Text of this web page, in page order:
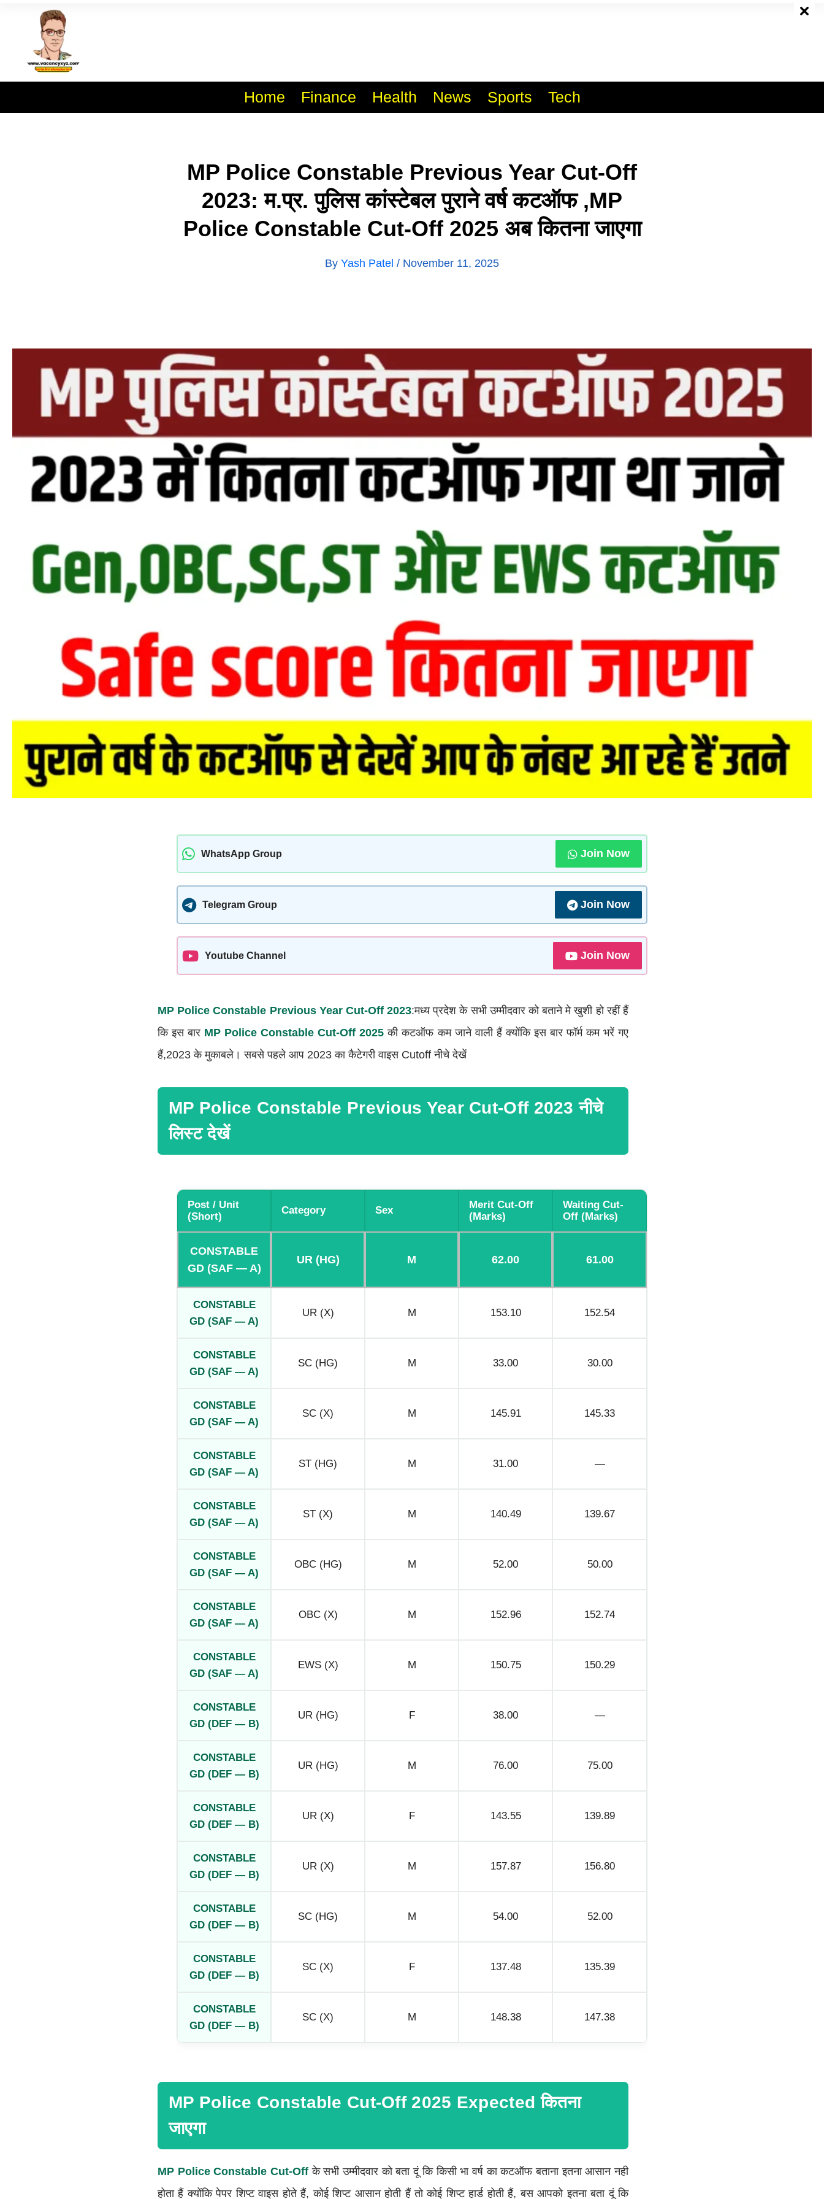
Home Finance Health News Sports Tech
MP Police Constable Previous Year Cut-Off
2023: म.प्र. पुलिस कांस्टेबल पुराने वर्ष कटऑफ ,MP
Police Constable Cut-Off 2025 अब कितना जाएगा
By Yash Patel / November 11, 2025
WhatsApp Group Join Now
Telegram Group Join Now
Youtube Channel Join Now
MP Police Constable Previous Year Cut-Off 2023:मध्य प्रदेश के सभी उम्मीदवार को बताने मे खुशी हो रहीं हैं
कि इस बार MP Police Constable Cut-Off 2025की कटऑफ कम जाने वाली हैं क्योंकि इस बार फॉर्म कम भरें गए
हैं,2023 के मुकाबले। सबसे पहले आप 2023 का कैटेगरी वाइस Cutoff नीचे देखें
MP Police Constable Previous Year Cut-Off 2023 नीचे
लिस्ट देखें
Post / Unit
(short)
Category Sex
Merit Cut-Off
(marks)
Waiting Cut-
Off (marks)
CONSTABLE
GD (SAF — A)
UR (HG) M 62.00 61.00
CONSTABLE
GD (SAF — A)
UR (X) M 153.10 152.54
CONSTABLE
GD (SAF — A)
SC (HG) M 33.00 30.00
CONSTABLE
GD (SAF — A)
SC (X) M 145.91 145.33
CONSTABLE
GD (SAF — A)
ST (HG) M 31.00 —
CONSTABLE
GD (SAF — A)
ST (X) M 140.49 139.67
CONSTABLE
GD (SAF — A)
OBC (HG) M 52.00 50.00
CONSTABLE
GD (SAF — A)
OBC (X) M 152.96 152.74
CONSTABLE
GD (SAF — A)
EWS (X) M 150.75 150.29
CONSTABLE
GD (DEF — B)
UR (HG) F 38.00 —
CONSTABLE
GD (DEF — B)
UR (HG) M 76.00 75.00
CONSTABLE
GD (DEF — B)
UR (X) F 143.55 139.89
CONSTABLE
GD (DEF — B)
UR (X) M 157.87 156.80
CONSTABLE
GD (DEF — B)
SC (HG) M 54.00 52.00
CONSTABLE
GD (DEF — B)
SC (X) F 137.48 135.39
CONSTABLE
GD (DEF — B)
SC (X) M 148.38 147.38
MP Police Constable Cut-Off 2025 Expected कितना
जाएगा
MP Police Constable Cut-Off के सभी उम्मीदवार को बता दूं कि किसी भा वर्ष का कटऑफ बताना इतना आसान नही
होता हैं क्योंकि पेपर शिप्ट वाइस होते हैं, कोई शिप्ट आसान होती हैं तो कोई शिप्ट हार्ड होती हैं, बस आपको इतना बता दूं कि